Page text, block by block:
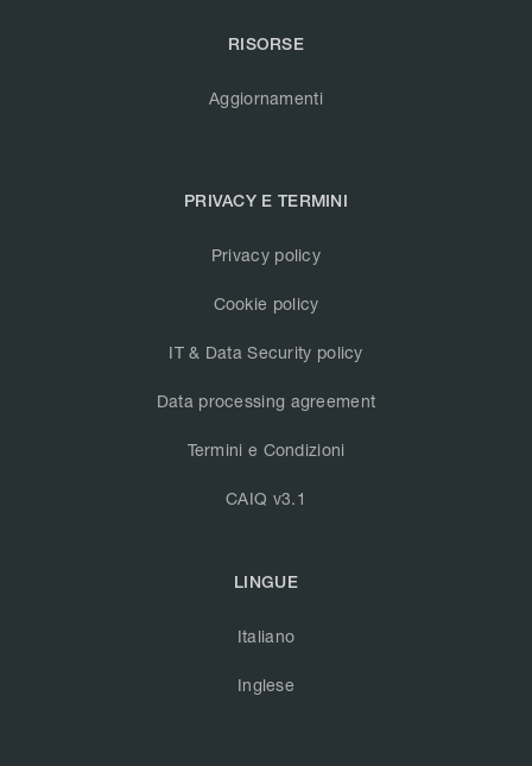
RISORSE
Aggiornamenti
PRIVACY E TERMINI
Privacy policy
Cookie policy
IT & Data Security policy
Data processing agreement
Termini e Condizioni
CAIQ v3.1
LINGUE
Italiano
Inglese